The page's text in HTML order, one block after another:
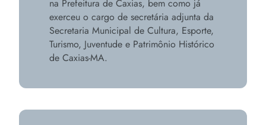
na Prefeitura de Caxias, bem como já
exerceu o cargo de secretária adjunta da
Secretaria Municipal de Cultura, Esporte,
Turismo, Juventude e Patrimônio Histórico
de Caxias-MA.